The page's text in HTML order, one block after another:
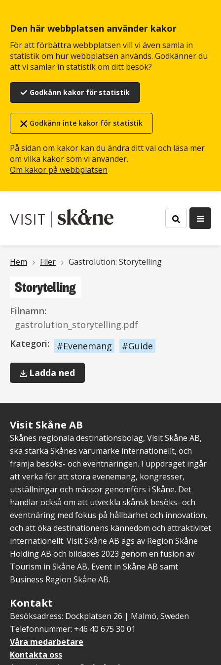
Den här webbplatsen använder kakor
För att förbättra webbplatsen vill vi även samla in
statistik om hur webbplatsen används. Godkänner du
att vi samlar in statistik om ditt besök?
Godkänn kakor för statistik
Godkänn inte kakor för statistik
På sidan om kakor kan du ändra ditt val och läsa mer
om vilka kakor som vi använder.
Om kakor på webbplatsen
huvudinnehåll
Länkstig
Hem Filer Gastrolution: Storytelling
Storytelling
Filnamn:
gastrolution_storytelling.pdf
Kategori:
Evenemang Guide
Ladda ned
Visit Skåne AB
Skånes regionala destinationsbolag, Visit Skåne AB,
ska stärka Skånes varumärke internationellt, och
främja besöks- och eventnäringen. I uppdraget ingår
att verka för att stora evenemang, kongresser,
utställningar och mässor genomförs i Skåne. Det
handlar också om att utveckla skånsk besöks- och
eventnäring med fokus på hållbarhet och innovation,
och att öka destinationens kännedom och attraktivitet
internationellt. Visit Skåne AB ägs av Region Skåne
Holding AB och bildades 2023 genom en fusion av
Tourism in Skåne AB, Event in Skåne AB samt
Business Region Skåne AB.
Kontakt
Besöksadress: Dockplatsen 26 | Malmö, Sweden
Telefonnummer: +46 40 675 30 01
Våra medarbetare
Kontakta oss